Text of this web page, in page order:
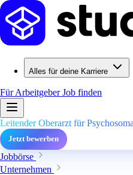
Alles für deine Karriere
Für ArbeitgeberJob finden
Leitender Oberarzt für
Jetzt bewerben
Jobbörse
Unternehmen